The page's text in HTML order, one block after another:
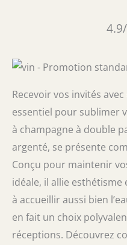
Recevoir vos invités
essentiel pour sublimer
à champagne à double
argenté, se présente
Conçu pour maintenir
idéale, il allie
à accueillir aussi bien
en fait un choix
réceptions. Découvrez